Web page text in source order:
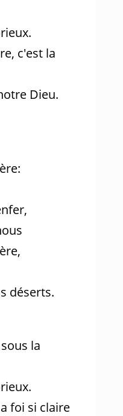
c'est la
Dieu.
déserts.
la
foi si claire